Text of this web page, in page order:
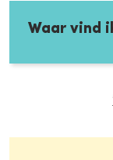
Waar vind